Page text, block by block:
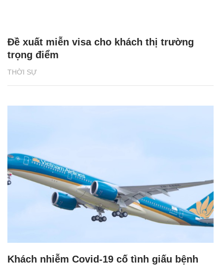
THỜI SỰ
Đề xuất miễn visa cho khách thị trường
trọng điểm
Khách nhiễm Covid-19 cố tình giấu bệnh